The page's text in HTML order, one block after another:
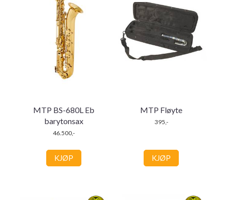
MTP BS-680L Eb
barytonsax
46.500,-
KJØP
MTP Fløyte
395,-
KJØP